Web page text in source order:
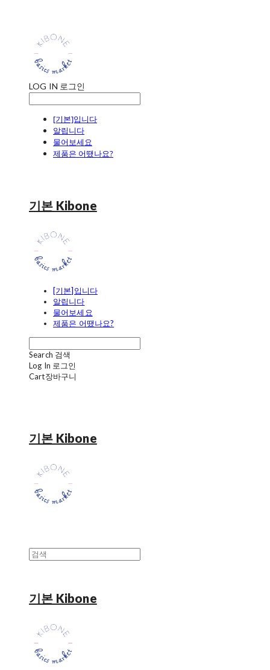
LOG IN 로그인
[기본]입니다
알립니다
물어보세요
제품은 어땠나요?
기본 Kibone
[기본]입니다
알립니다
물어보세요
제품은 어땠나요?
Search 검색
Log In 로그인
Cart장바구니
기본 Kibone
기본 Kibone